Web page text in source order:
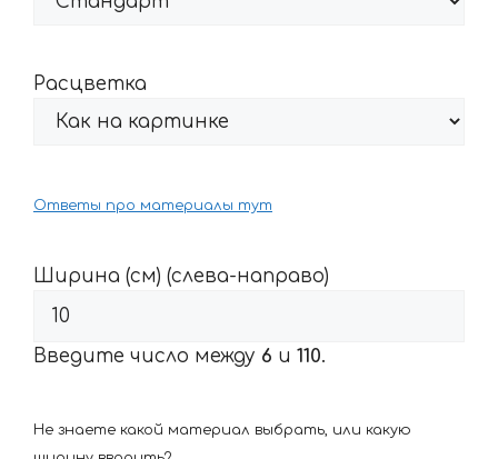
Расцветка
Ответы про материалы тут
Ширина (см) (слева-направо)
Введите число между 6 и 110.
Не знаете какой материал выбрать, или какую